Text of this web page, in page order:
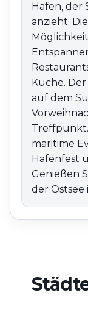
Hafen, der
anzieht.
Küche.
auf dem
maritime
Hafenfest
Genießen
der Ostsee